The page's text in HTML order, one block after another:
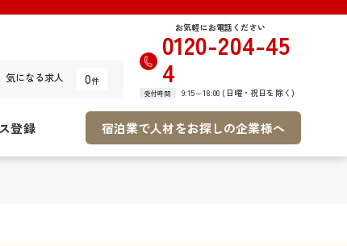
気になる求人 0件
お気軽にお電話ください
0120-204-45
4
受付時間 9:15～18:00 (日曜・祝日を除く)
登録 宿泊業で人材をお探しの企業様へ